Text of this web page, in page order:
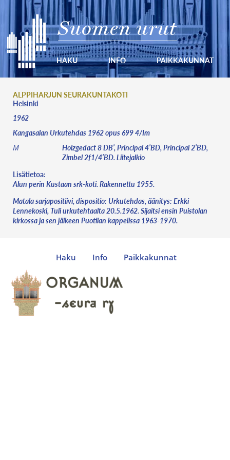
Suomen urut
HAKU INFO PAIKKAKUNNAT
ALPPIHARJUN SEURAKUNTAKOTI
Helsinki
1962
Kangasalan Urkutehdas 1962 opus 699 4/Im
M
Holzgedact 8 DB’, Principal 4’BD, Principal 2’BD,
Zimbel 2f1/4’BD. Liitejalkio
Lisätietoa:
Alun perin Kustaan srk-koti. Rakennettu 1955.
Matala sarjapositiivi, dispositio: Urkutehdas, äänitys: Erkki
Lennekoski, Tuli urkutehtaalta 20.5.1962. Sijaitsi ensin Puistolan
kirkossa ja sen jälkeen Puotilan kappelissa 1963-1970.
Haku Info Paikkakunnat